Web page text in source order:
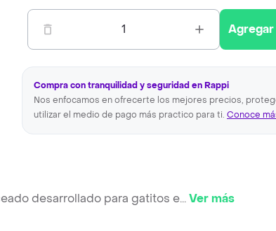
1 Agregar
Compra con tranquilidad y seguridad en Rappi
Nos enfocamos en ofrecerte los mejores precios,
utilizar el medio de pago más practico para ti. Conoce
desarrollado para gatitos e...Ver más